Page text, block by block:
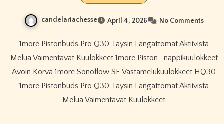
candelariachesse April 4, 2026 No Comments
1more Pistonbuds Pro Q30 Täysin Langattomat Aktiivista
Melua Vaimentavat Kuulokkeet 1more Piston -nappikuulokkeet
Avoin Korva 1more Sonoflow SE Vastamelukuulokkeet HQ30
1more Pistonbuds Pro Q30 Täysin Langattomat Aktiivista
Melua Vaimentavat Kuulokkeet